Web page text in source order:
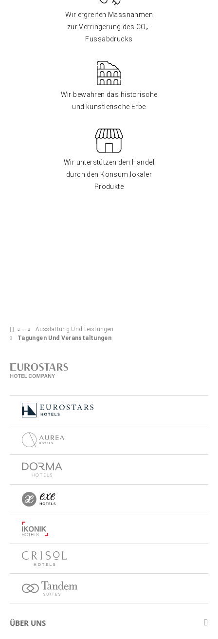
Wir ergreifen Massnahmen
zur Verringerung des CO₂-
Fussabdrucks
Wir bewahren das historische
und künstlerische Erbe
Wir unterstützen den Handel
durch den Konsum lokaler
Produkte
Ausstattung Und Leistungen
Tagungen Und Veranstaltungen
ÜBER UNS